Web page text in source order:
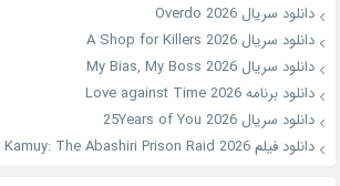
دانلود سریال Overdo 2026
دانلود سریال A Shop for Killers 2026
دانلود سریال My Bias, My Boss 2026
دانلود برنامه Love against Time 2026
دانلود سریال 25Years of You 2026
دانلود فیلم Golden Kamuy: The Abashiri Prison Raid 2026